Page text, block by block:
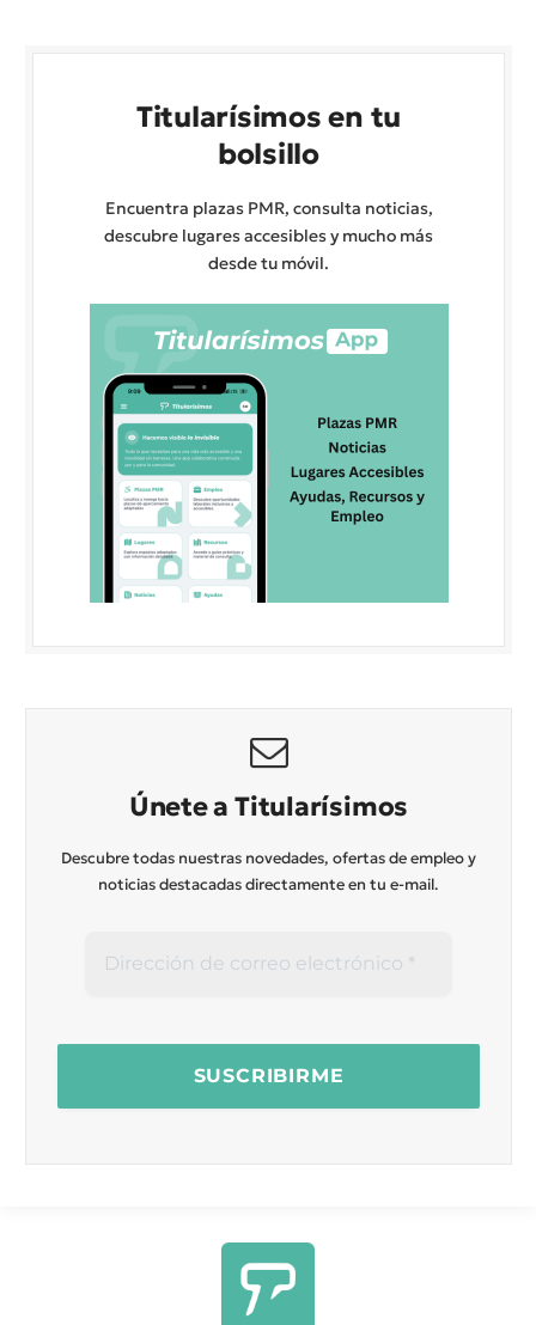
Titularísimos en tu
bolsillo
Encuentra plazas PMR, consulta noticias,
descubre lugares accesibles y mucho más
desde tu móvil.
Únete a Titularísimos
Descubre todas nuestras novedades, ofertas de empleo y
noticias destacadas directamente en tu e-mail.